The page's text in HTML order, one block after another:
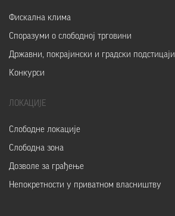
Фискална клима
Споразуми о слободној трговини
Државни, покрајински и градски подстицаји
Конкурси
ЛОКАЦИЈЕ
Слободне локације
Слободна зона
Дозволе за грађење
Непокретности у приватном власништву